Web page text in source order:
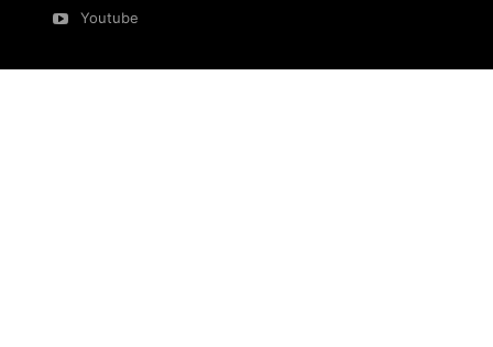
Youtube